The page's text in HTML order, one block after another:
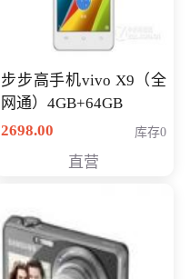
步步高手机vivo X9（全
网通）4GB+64GB
2698.00
库存0
直营